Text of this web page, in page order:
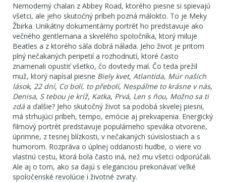
Nemoderný chalan z Abbey Road, ktorého piesne si spievajú
všetci, ale jeho skutočný príbeh pozná málokto. To je Meky
Žbirka. Unikátny dokumentárny portrét ho predstavuje ako
večného gentlemana a skvelého spoločníka, ktorý miluje
Beatles a z ktorého sála dobrá nálada. Jeho život je pritom
plný nečakaných peripetií a rozhodnutí, ktoré často
znamenali opustiť všetko, čo dovtedy mal. Čo teda prežil
muž, ktorý napísal piesne Biely kvet, Atlantída, Múr našich
lások, 22 dní, Co bolí, to přebolí, Nespáľme to krásne v nás,
Denisa, S tebou je kríž, Katka, Prvá, Len s ňou, Možno sa ti
zdáa ďalšie? Jeho skutočný život sa podobá skvelej piesni,
má strhujúci príbeh, tempo, emócie aj prekvapenia. Energický
filmový portrét predstavuje populárneho speváka otvorene,
úprimne, z tesnej blízkosti, v nečakaných súvislostiach a s
humorom. Rozpráva o úplnej oddanosti hudbe, o viere vo
vlastnú cestu, ktorá bola často iná, než mu všetci odporúčali.
Ale aj o tom, ako sa dajú s eleganciou prekonávať veľké
spoločenské revolúcie i životné zvraty.